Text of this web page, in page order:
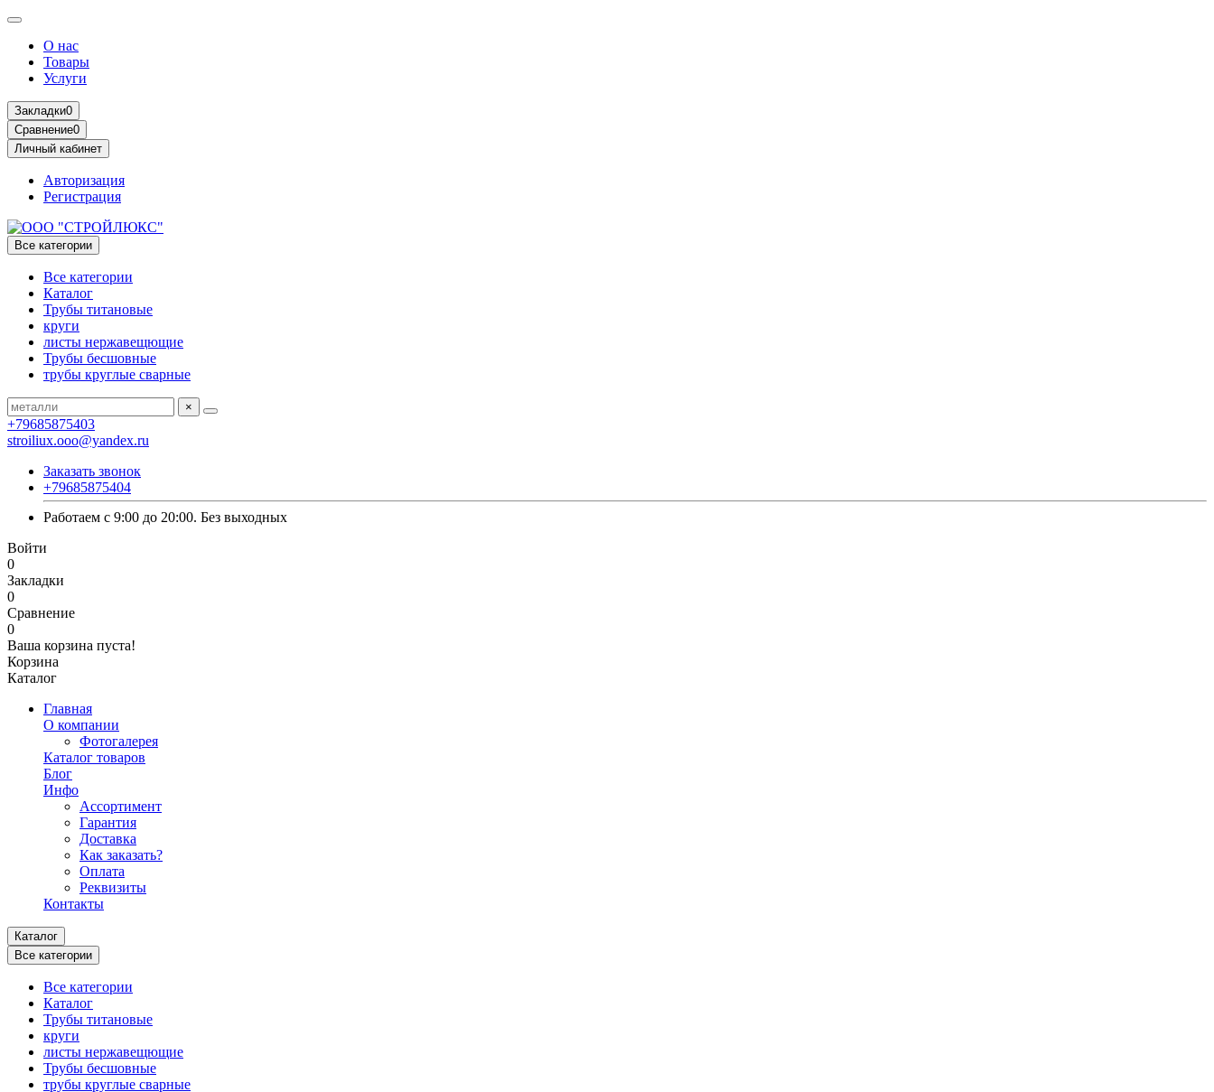
О нас
Товары
Услуги
Закладки0
Сравнение0
Личный кабинет
Авторизация
Регистрация
Все категории
Все категории
Каталог
Трубы титановые
круги
листы нержавещющие
Трубы бесшовные
трубы круглые сварные
×
+79685875403
stroiliux.ooo@yandex.ru
Заказать звонок
+79685875404
Работаем с 9:00 до 20:00. Без выходных
Войти
0
Закладки
0
Сравнение
0
Ваша корзина пуста!
Корзина
Каталог
Главная
О компании
Фотогалерея
Каталог товаров
Блог
Инфо
Ассортимент
Гарантия
Доставка
Как заказать?
Оплата
Реквизиты
Контакты
Каталог
Все категории
Все категории
Каталог
Трубы титановые
круги
листы нержавещющие
Трубы бесшовные
трубы круглые сварные